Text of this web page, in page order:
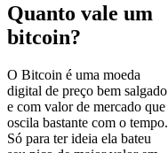
Quanto vale um
bitcoin?
O Bitcoin é uma moeda
digital de preço bem salgado
e com valor de mercado que
oscila bastante com o tempo.
Só para ter ideia ela bateu